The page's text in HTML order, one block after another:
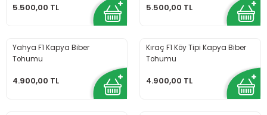
5.500,00 TL 5.500,00 TL
Yahya F1 Kapya Biber
Tohumu
4.900,00 TL
Kıraç F1 Köy Tipi Kapya Biber
Tohumu
4.900,00 TL